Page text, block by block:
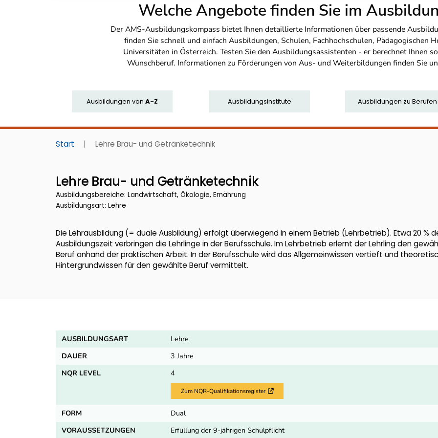
Welche Angebote finden Sie im
Der AMS-Ausbildungskompass bietet Ihnen detaillierte Informationen über passende
finden Sie schnell und einfach Ausbildungen, Schulen, Fachhochschulen, Pädagogischen
Universitäten in Österreich. Testen Sie den Ausbildungsassistenten - er berechnet Ihnen
Wunschberuf. Informationen zu Förderungen von Aus- und Weiterbildungen finden Sie
Ausbildungen von A-Z Ausbildungsinstitute Ausbildungen zu Berufen
Start | Lehre Brau- und Getränketechnik
Lehre Brau- und Getränketechnik
Ausbildungsbereiche: Landwirtschaft, Ökologie, Ernährung
Ausbildungsart: Lehre
Die Lehrausbildung (= duale Ausbildung) erfolgt überwiegend in einem Betrieb (Lehrbetrieb). Etwa 20 %
Ausbildungszeit verbringen die Lehrlinge in der Berufsschule. Im Lehrbetrieb erlernt der Lehrling den
Beruf anhand der praktischen Arbeit. In der Berufsschule wird das Allgemeinwissen vertieft und
Hintergrundwissen für den gewählte Beruf vermittelt.
AUSBILDUNGSART
Lehre
DAUER
3 Jahre
NQR LEVEL
4
Zum NQR-Qualifikationsregister Externer Link
FORM
Dual
VORAUSSETZUNGEN
Erfüllung der 9-jährigen Schulpflicht